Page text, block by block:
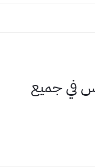
الاثنين الموافق 22 - 3 - 2021 للفيروس في جميع